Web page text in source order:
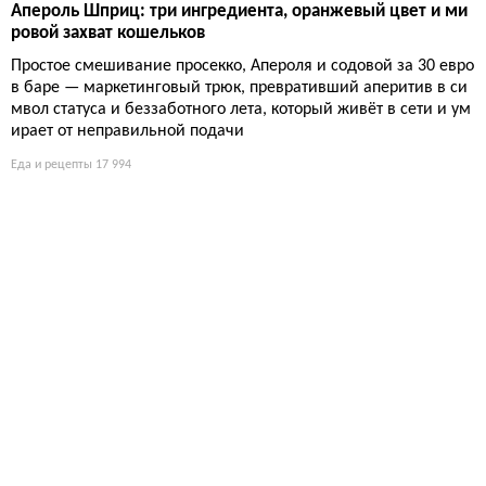
Апероль Шприц: три ингредиента, оранжевый цвет и ми
ровой захват кошельков
Простое смешивание просекко, Апероля и содовой за 30 евро
в баре — маркетинговый трюк, превративший аперитив в си
мвол статуса и беззаботного лета, который живёт в сети и ум
ирает от неправильной подачи
Еда и рецепты 17 994